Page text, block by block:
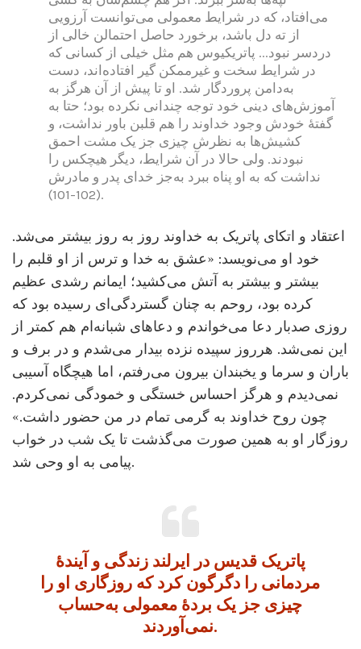
می‌افتاد، که در شرایط معمولی می‌توانست آرزویی
از ته دل باشد، برخورد حاصل احتمالن خالی از
دردسر نبود... پاتریکیوس هم مثل خیلی از کسانی که
در شرایط سخت و غیرممکن گیر افتاده‌اند، دست
به‌دامن پروردگار شد. او تا پیش از آن هرگز به
آموزش‌های دینی خود توجه چندانی نکرده بود؛ حتا به
گفتۀ خودش وجود خداوند را هم قلبن باور نداشت، و
کشیش‌ها به نظرش چیزی جز یک مشت احمق
نبودند. ولی حالا در آن شرایط، دیگر هیچکس را
نداشت که به او پناه ببرد به‌جز خدای پدر و مادرش
(102-101).
اعتقاد و اتکای پاتریک به خداوند روز به روز بیشتر می‌شد.
خود او می‌نویسد: «عشق به خدا و ترس از او قلبم را
بیشتر و بیشتر به آتش می‌کشید؛ ایمانم رشدی عظیم
کرده بود، روحم به چنان گستردگی‌ای رسیده بود که
روزی صدبار دعا می‌خواندم و دعاهای شبانه‌ام هم کمتر از
این نمی‌شد. هرروز سپیده نزده بیدار می‌شدم و در برف و
باران و سرما و یخبندان بیرون می‌رفتم، اما هیچگاه آسیبی
نمی‌دیدم و هرگز احساس خستگی و خمودگی نمی‌کردم.
چون روح خداوند به گرمی تمام در من حضور داشت.»
روزگار او به همین صورت می‌گذشت تا یک شب در خواب
پیامی به او وحی شد.
پاتریک قدیس در ایرلند زندگی و آیندۀ
مردمانی را دگرگون کرد که روزگاری او را
چیزی جز یک بردۀ معمولی به‌حساب
نمی‌آوردند.